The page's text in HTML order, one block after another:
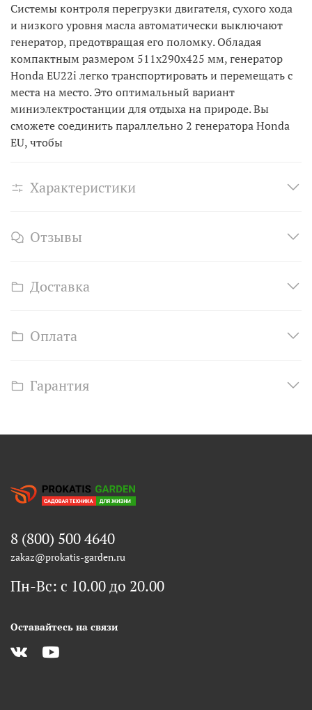
Системы контроля перегрузки двигателя, сухого хода
и низкого уровня масла автоматически выключают
генератор, предотвращая его поломку. Обладая
компактным размером 511x290x425 мм, генератор
Honda EU22i легко транспортировать и перемещать с
места на место. Это оптимальный вариант
миниэлектростанции для отдыха на природе. Вы
сможете соединить параллельно 2 генератора Honda
EU, чтобы
Характеристики
Отзывы
Доставка
Оплата
Гарантия
8 (800) 500 4640
zakaz@prokatis-garden.ru
Пн-Вс: с 10.00 до 20.00
Оставайтесь на связи